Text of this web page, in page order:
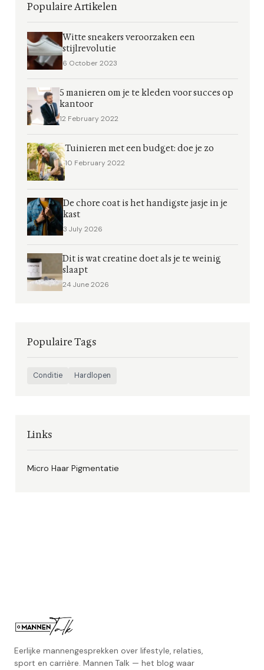
Populaire Artikelen
Witte sneakers veroorzaken een
stijlrevolutie
6 October 2023
5 manieren om je te kleden voor succes op
kantoor
12 February 2022
Tuinieren met een budget: doe je zo
10 February 2022
De chore coat is het handigste jasje in je
kast
3 July 2026
Dit is wat creatine doet als je te weinig
slaapt
24 June 2026
Populaire Tags
Conditie Hardlopen
Links
Micro Haar Pigmentatie
Eerlijke mannengesprekken over lifestyle, relaties,
sport en carrière. Mannen Talk — het blog waar